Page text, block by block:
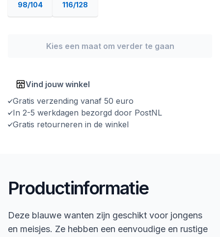
98/104 116/128
Kies een maat om verder te gaan
Vind jouw winkel
Gratis verzending vanaf 50 euro
In 2-5 werkdagen bezorgd door PostNL
Gratis retourneren in de winkel
Productinformatie
Deze blauwe wanten zijn geschikt voor jongens
en meisjes. Ze hebben een eenvoudige en rustige